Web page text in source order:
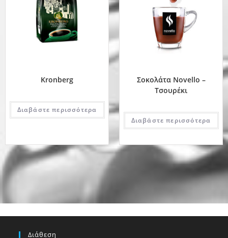
Kronberg
Διαβάστε περισσότερα
Σοκολάτα Novello –
Τσουρέκι
Διαβάστε περισσότερα
Διάθεση